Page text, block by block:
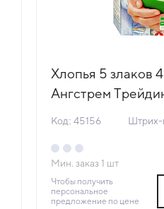
Хлопья 5 злаков
Ангстрем
Код: 45156 Штрих-
Мин. заказ 1 шт
Чтобы получить
персональное
предложение по цене